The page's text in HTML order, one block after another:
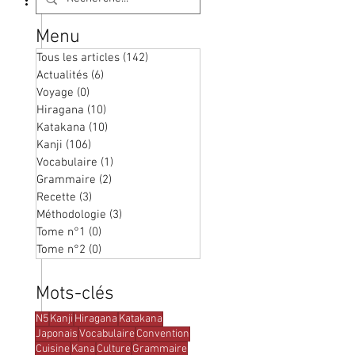
Menu
Tous les articles (142)
Actualités (6)
Voyage (0)
Hiragana (10)
Katakana (10)
Kanji (106)
Vocabulaire (1)
Grammaire (2)
Recette (3)
Méthodologie (3)
Tome n°1 (0)
Tome n°2 (0)
Mots-clés
N5Kanji Hiragana Katakana
JaponaisVocabulaireConvention
CuisineKana CultureGrammaire